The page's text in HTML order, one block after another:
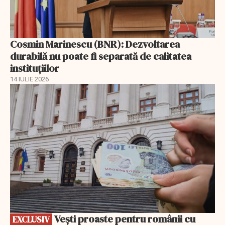
Cosmin Marinescu (BNR): Dezvoltarea
durabilă nu poate fi separată de calitatea
instituțiilor
14 IULIE 2026
EXCLUSIV
EXCLUSIV